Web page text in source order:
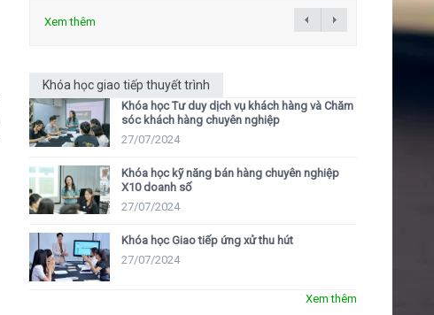
Xem thêm
Khóa học giao tiếp thuyết trình
Khóa học Tư duy dịch vụ khách hàng và Chăm
sóc khách hàng chuyên nghiệp
27/07/2024
Khóa học kỹ năng bán hàng chuyên nghiệp
X10 doanh số
27/07/2024
Khóa học Giao tiếp ứng xử thu hút
27/07/2024
Xem thêm